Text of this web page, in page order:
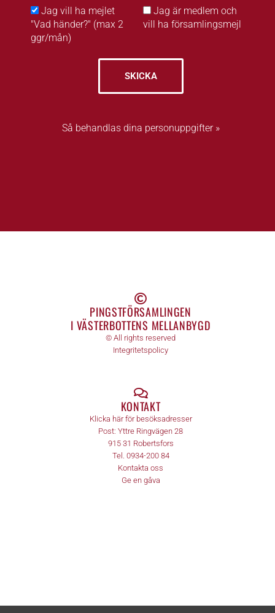
Jag vill ha mejlet
"Vad händer?" (max 2
ggr/mån)
Jag är medlem och
vill ha församlingsmejl
SKICKA
Så behandlas dina personuppgifter »
PINGSTFÖRSAMLINGEN
I VÄSTERBOTTENS MELLANBYGD
© All rights reserved
Integritetspolicy
KONTAKT
Klicka här för besöksadresser
Post: Yttre Ringvägen 28
915 31 Robertsfors
Tel. 0934-200 84
Kontakta oss
Ge en gåva